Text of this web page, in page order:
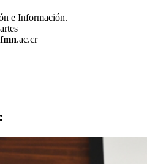
e Información.
.ac.cr